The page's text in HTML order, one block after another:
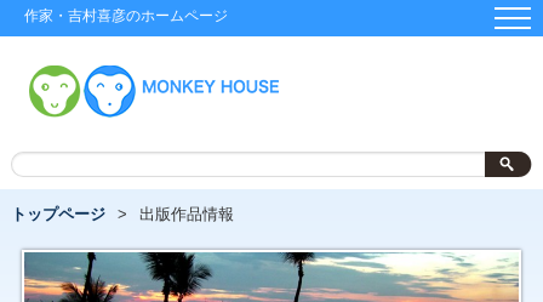
作家・吉村喜彦のホームページ
トップページ 出版作品情報